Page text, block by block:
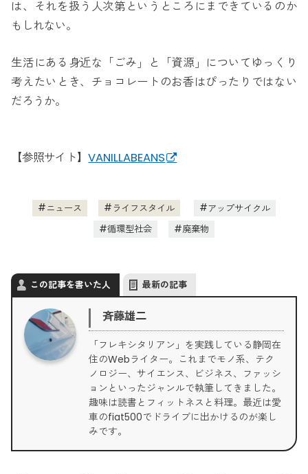
は、それを扱う人次第というところにまできているのか
もしれない。
生活にある身近な「ごみ」と「資源」についてゆっくり
考えたいとき、チョコレートのお香はぴったりではない
だろうか。
【参照サイト】VANILLABEANS
ニュース ライフスタイル
アップサイクル
循環型社会
廃棄物
この記事を書いた人 最新の記事
斉藤雄二
「フレキシタリアン」を実践している静岡在
住のWebライター。これまでモノ系、テク
ノロジー、サイエンス、ビジネス、ファッシ
ョンといったジャンルで執筆してきました。
趣味は読書とフィットネスと料理。最近は愛
車のfiat500でドライブに出かけるのが楽し
みです。